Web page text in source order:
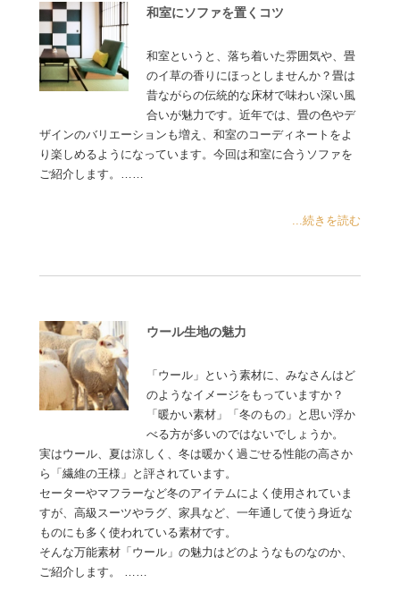
和室にソファを置くコツ
和室というと、落ち着いた雰囲気や、畳
のイ草の香りにほっとしませんか？畳は
昔ながらの伝統的な床材で味わい深い風
合いが魅力です。近年では、畳の色やデ
ザインのバリエーションも増え、和室のコーディネートをよ
り楽しめるようになっています。今回は和室に合うソファを
ご紹介します。……
...続きを読む
ウール生地の魅力
「ウール」という素材に、みなさんはど
のようなイメージをもっていますか？
「暖かい素材」「冬のもの」と思い浮か
べる方が多いのではないでしょうか。
実はウール、夏は涼しく、冬は暖かく過ごせる性能の高さか
ら「繊維の王様」と評されています。
セーターやマフラーなど冬のアイテムによく使用されていま
すが、高級スーツやラグ、家具など、一年通して使う身近な
ものにも多く使われている素材です。
そんな万能素材「ウール」の魅力はどのようなものなのか、
ご紹介します。 ……